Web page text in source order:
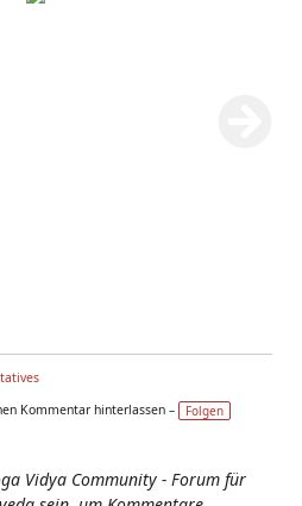
Kommentar hinterlassen –
Folgen
Vidya Community - Forum für